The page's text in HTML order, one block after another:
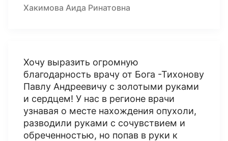
Хакимова Аида Ринатовна
Хочу выразить огромную
благодарность врачу от Бога -Тихонову
Павлу Андреевичу с золотыми руками
и сердцем! У нас в регионе врачи
узнавая о месте нахождения опухоли,
разводили руками с сочувствием и
обреченностью, но попав в руки к